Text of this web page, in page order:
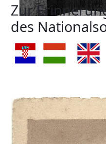
Zur
des